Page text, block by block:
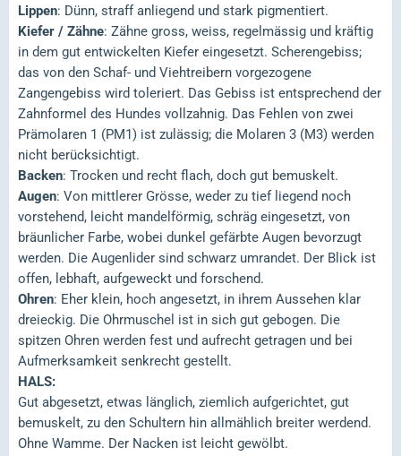
Lippen: Dünn, straff anliegend und stark pigmentiert.
Kiefer / Zähne: Zähne gross, weiss, regelmässig und kräftig
in dem gut entwickelten Kiefer eingesetzt. Scherengebiss;
das von den Schaf- und Viehtreibern vorgezogene
Zangengebiss wird toleriert. Das Gebiss ist entsprechend der
Zahnformel des Hundes vollzahnig. Das Fehlen von zwei
Prämolaren 1 (PM1) ist zulässig; die Molaren 3 (M3) werden
nicht berücksichtigt.
Backen: Trocken und recht flach, doch gut bemuskelt.
Augen: Von mittlerer Grösse, weder zu tief liegend noch
vorstehend, leicht mandelförmig, schräg eingesetzt, von
bräunlicher Farbe, wobei dunkel gefärbte Augen bevorzugt
werden. Die Augenlider sind schwarz umrandet. Der Blick ist
offen, lebhaft, aufgeweckt und forschend.
Ohren: Eher klein, hoch angesetzt, in ihrem Aussehen klar
dreieckig. Die Ohrmuschel ist in sich gut gebogen. Die
spitzen Ohren werden fest und aufrecht getragen und bei
Aufmerksamkeit senkrecht gestellt.
HALS:
Gut abgesetzt, etwas länglich, ziemlich aufgerichtet, gut
bemuskelt, zu den Schultern hin allmählich breiter werdend.
Ohne Wamme. Der Nacken ist leicht gewölbt.